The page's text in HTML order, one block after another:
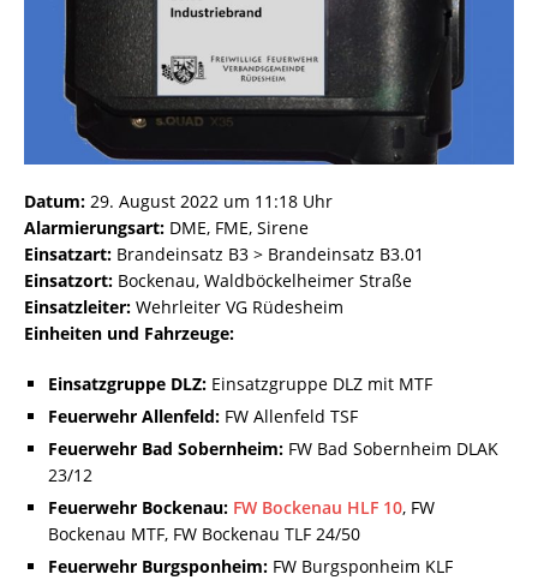
Datum: 29. August 2022 um 11:18 Uhr
Alarmierungsart: DME, FME, Sirene
Einsatzart: Brandeinsatz B3 > Brandeinsatz B3.01
Einsatzort: Bockenau, Waldböckelheimer Straße
Einsatzleiter: Wehrleiter VG Rüdesheim
Einheiten und Fahrzeuge:
Einsatzgruppe DLZ: Einsatzgruppe DLZ mit MTF
Feuerwehr Allenfeld: FW Allenfeld TSF
Feuerwehr Bad Sobernheim: FW Bad Sobernheim DLAK
23/12
Feuerwehr Bockenau: FW Bockenau HLF 10, FW
Bockenau MTF, FW Bockenau TLF 24/50
Feuerwehr Burgsponheim: FW Burgsponheim KLF